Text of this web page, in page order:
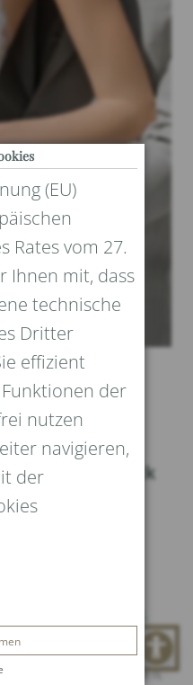
– Der
Brautschmuck
Seelen sich
Himmel der
Inmitten dieses
die Braut zu
Gestalt, gekrönt
(EU)
Rates vom 27.
Ihnen mit, dass
technische
Dritter
effizient
der
nutzen
navigieren,
der